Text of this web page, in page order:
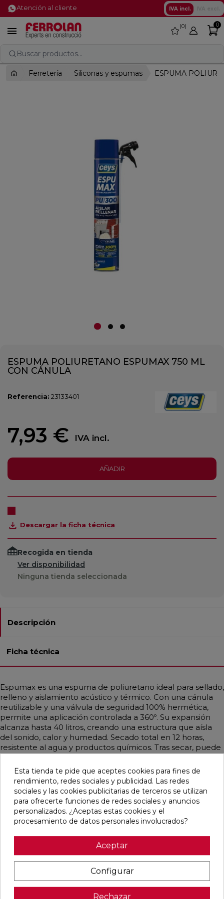
Atención al cliente IVA incl.
 favorite
0 0
Buscar productos...
Ferretería Siliconas y espumas ESPUMA
ESPUMA POLIURETANO ESPUMAX 750 ML
CON CÁNULA
Referencia: 23133401
7,93 € IVA incl.
AÑADIR
Descargar la ficha técnica
Recogida en tienda
Ver disponibilidad
Ninguna tienda seleccionada
Descripción
Ficha técnica
Espumax es una espuma de poliuretano ideal para sellado,
relleno y aislamiento acústico y térmico. Con una cánula
reutilizable y una válvula de seguridad 100% hermética,
permite una aplicación controlada a 360º. Su expansión
alcanza hasta 40 litros, creando una estructura que aísla
del sonido, calor y humedad. Secado total en 12 horas,
resistente al agua y productos químicos. Tras secar, puede
temperaturas de -40ºC a +90ºC, adecuada para aislar
cámaras de aire, instalaciones de climatización y más.
Productos relacionados
favorite favorite favorite favorite
Esta tienda te pide que aceptes cookies para fines de
rendimiento, redes sociales y publicidad. Las redes
sociales y las cookies publicitarias de terceros se utilizan
para ofrecerte funciones de redes sociales y anuncios
personalizados. ¿Aceptas estas cookies y el
procesamiento de datos personales involucrados?
Aceptar
Configurar
Rechazar